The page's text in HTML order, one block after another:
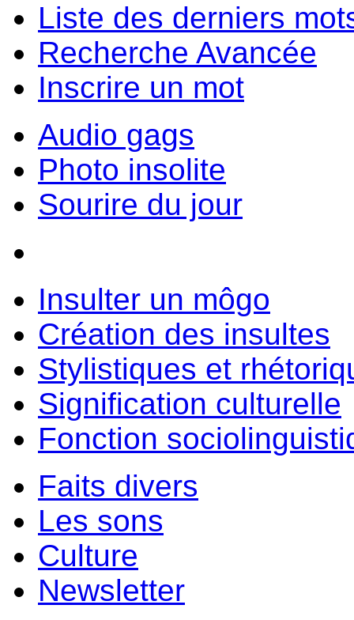
Liste des derniers
Recherche Avancée
Inscrire un mot
Audio gags
Photo insolite
Sourire du jour
Insulter un môgo
Création des insultes
Stylistiques et
Signification culturelle
Fonction
Faits divers
Les sons
Culture
Newsletter